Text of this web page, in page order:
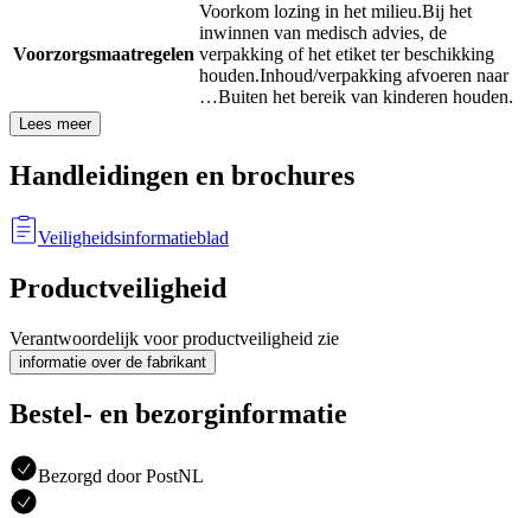
Voorzorgsmaatregelen
Voorkom lozing in het milieu.Bij het
inwinnen van medisch advies, de
verpakking of het etiket ter beschikking
houden.Inhoud/verpakking afvoeren naar
…Buiten het bereik van kinderen houden.
Lees meer
Handleidingen en brochures
Veiligheidsinformatieblad
Productveiligheid
Verantwoordelijk voor productveiligheid zie
informatie over de fabrikant
Bestel- en bezorginformatie
Bezorgd door PostNL